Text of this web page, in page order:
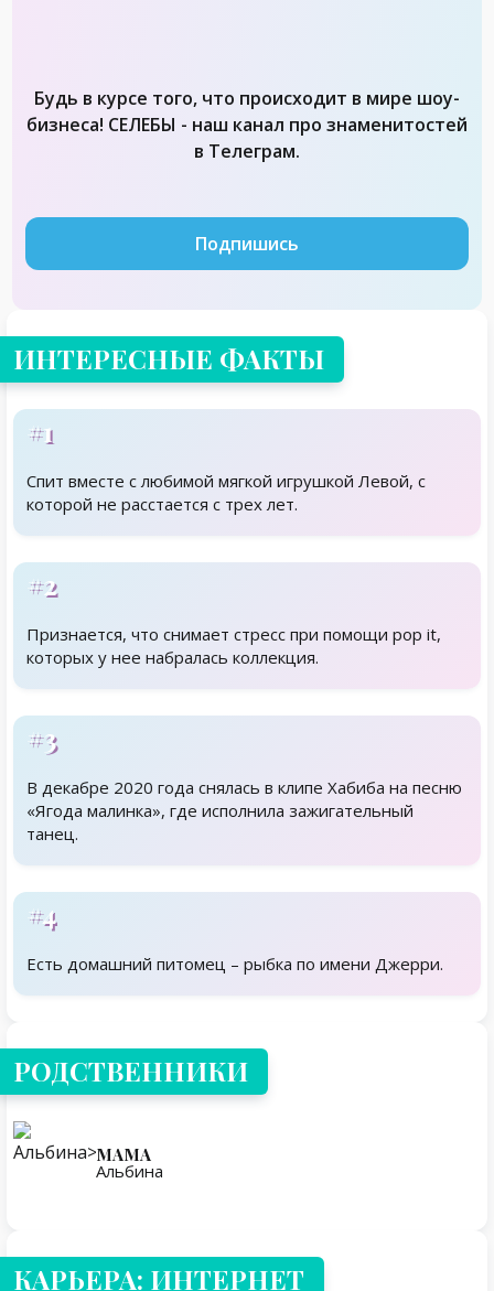
Будь в курсе того, что происходит в мире шоу-
бизнеса! СЕЛЕБЫ - наш канал про знаменитостей
в Телеграм.
Подпишись
ИНТЕРЕСНЫЕ ФАКТЫ
#1
Спит вместе с любимой мягкой игрушкой Левой, с
которой не расстается с трех лет.
#2
Признается, что снимает стресс при помощи pop it,
которых у нее набралась коллекция.
#3
В декабре 2020 года снялась в клипе Хабиба на песню
«Ягода малинка», где исполнила зажигательный
танец.
#4
Есть домашний питомец – рыбка по имени Джерри.
Родственники
РОДСТВЕННИКИ
МАМА
Альбина
КАРЬЕРА: ИНТЕРНЕТ